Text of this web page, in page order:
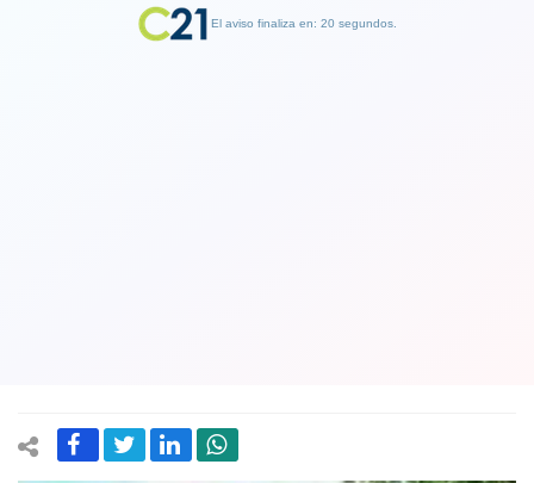
El aviso finaliza en: 19 segundos.